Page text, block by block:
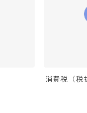
消費税（税